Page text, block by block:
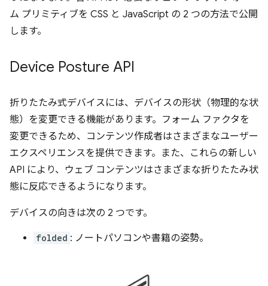
ム プリミティブを CSS と JavaScript の 2 つの方法で公開
します。
Device Posture API
折りたたみ式デバイスには、デバイスの形状（物理的な状
態）を変更できる機能があります。フォーム ファクタを
変更できるため、コンテンツ作成者はさまざまなユーザー
エクスペリエンスを提供できます。また、これらの新しい
API により、ウェブ コンテンツはさまざまな折りたたみ状
態に反応できるようになります。
デバイスの向きは次の 2 つです。
folded : ノートパソコンや書籍の姿勢。